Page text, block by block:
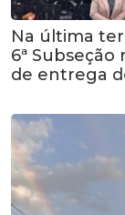
Na última
6ª
de entrega